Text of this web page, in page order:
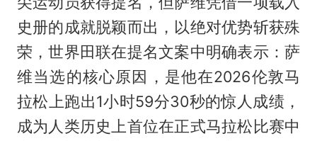
史册的成就脱颖而出，以绝对优势斩获殊
荣，世界田联在提名文案中明确表示：萨
维当选的核心原因，是他在2026伦敦马
拉松上跑出1小时59分30秒的惊人成绩，
成为人类历史上首位在正式马拉松比赛中